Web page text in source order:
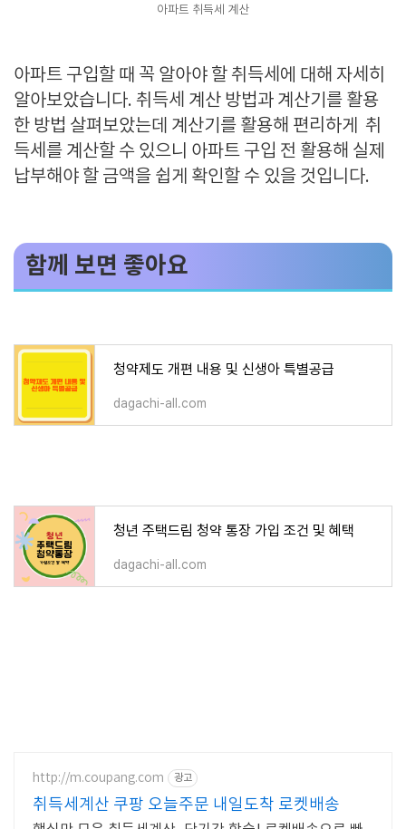
아파트 취득세 계산
아파트 구입할 때 꼭 알아야 할 취득세에 대해 자세히
알아보았습니다. 취득세 계산 방법과 계산기를 활용
한 방법 살펴보았는데 계산기를 활용해 편리하게 취
득세를 계산할 수 있으니 아파트 구입 전 활용해 실제
납부해야 할 금액을 쉽게 확인할 수 있을 것입니다.
함께 보면 좋아요
청약제도 개편 내용 및 신생아 특별공급
dagachi-all.com
청년 주택드림 청약 통장 가입 조건 및 혜택
dagachi-all.com
http://m.coupang.com 광고
취득세계산 쿠팡 오늘주문 내일도착 로켓배송